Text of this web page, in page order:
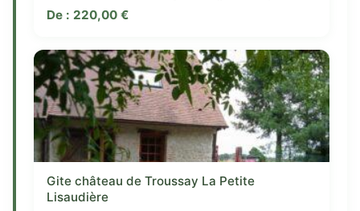
De : 220,00 €
Gite château de Troussay La Petite
Lisaudière